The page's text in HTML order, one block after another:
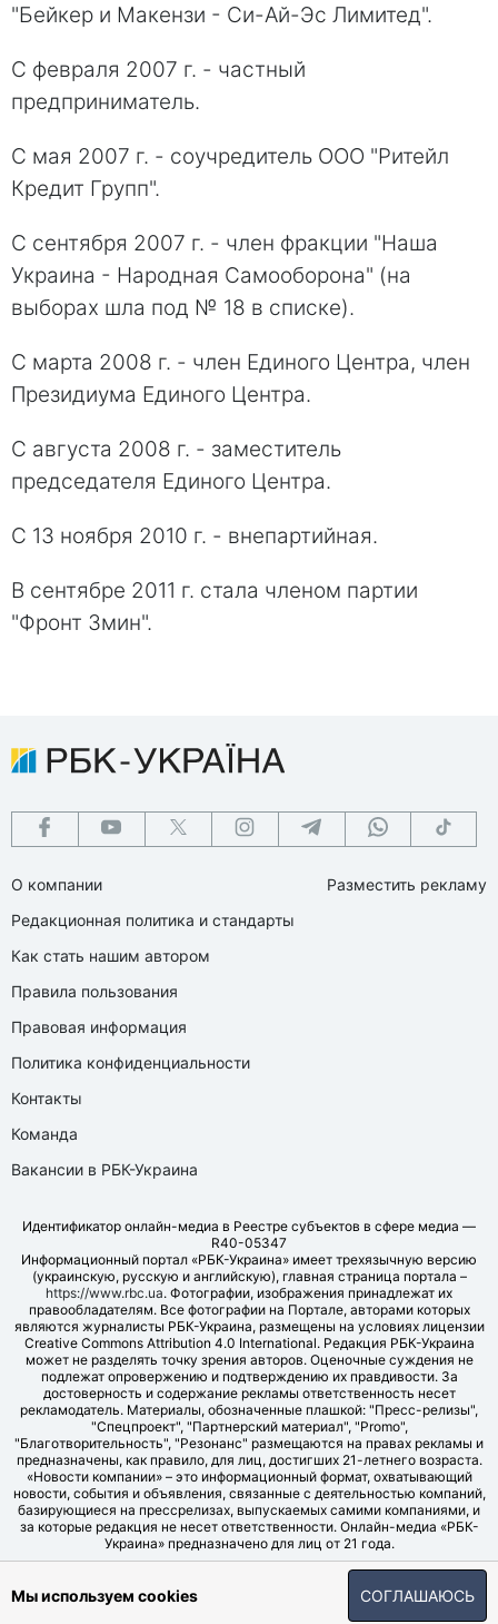
"Бейкер и Макензи - Си-Ай-Эс Лимитед".
С февраля 2007 г. - частный
предприниматель.
С мая 2007 г. - соучредитель ООО "Ритейл
Кредит Групп".
С сентября 2007 г. - член фракции "Наша
Украина - Народная Самооборона" (на
выборах шла под № 18 в списке).
С марта 2008 г. - член Единого Центра, член
Президиума Единого Центра.
С августа 2008 г. - заместитель
председателя Единого Центра.
С 13 ноября 2010 г. - внепартийная.
В сентябре 2011 г. стала членом партии
"Фронт Змин".
О компании
Редакционная политика и стандарты
Как стать нашим автором
Правила пользования
Правовая информация
Политика конфиденциальности
Контакты
Команда
Вакансии в РБК-Украина
Разместить рекламу
Идентификатор онлайн-медиа в Реестре субъектов в сфере медиа —
R40-05347
Информационный портал «РБК-Украина» имеет трехязычную версию
(украинскую, русскую и английскую), главная страница портала –
https://www.rbc.ua. Фотографии, изображения принадлежат их
правообладателям. Все фотографии на Портале, авторами которых
являются журналисты РБК-Украина, размещены на условиях лицензии
Creative Commons Attribution 4.0 International. Редакция РБК-Украина
может не разделять точку зрения авторов. Оценочные суждения не
подлежат опровержению и подтверждению их правдивости. За
достоверность и содержание рекламы ответственность несет
рекламодатель. Материалы, обозначенные плашкой: "Пресс-релизы",
"Спецпроект", "Партнерский материал", "Promo",
"Благотворительность", "Резонанс" размещаются на правах рекламы и
предназначены, как правило, для лиц, достигших 21-летнего возраста.
«Новости компании» – это информационный формат, охватывающий
новости, события и объявления, связанные с деятельностью компаний,
базирующиеся на прессрелизах, выпускаемых самими компаниями, и
за которые редакция не несет ответственности. Онлайн-медиа «РБК-
Украина» предназначено для лиц от 21 года.
© LLC "UBT MEDIA", 2006-2026.
Мы используем cookies СОГЛАШАЮСЬ